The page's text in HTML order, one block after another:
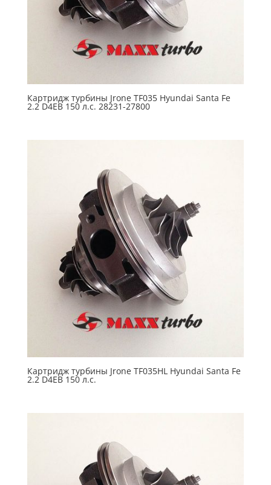
Картридж турбины Jrone TF035 Hyundai Santa Fe
2.2 D4EB 150 л.с. 28231-27800
Картридж турбины Jrone TF035HL Hyundai Santa Fe
2.2 D4EB 150 л.с.